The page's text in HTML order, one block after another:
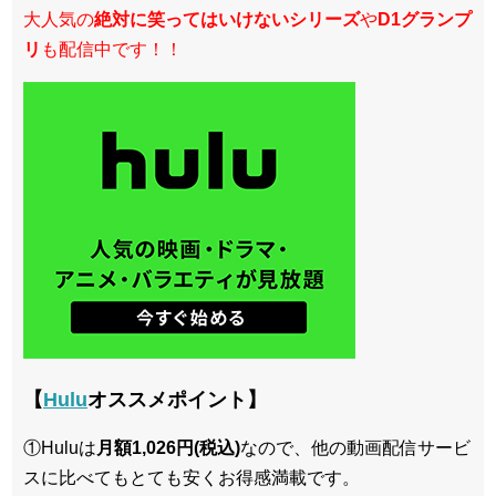
大人気の絶対に笑ってはいけないシリーズやD1グランプ
リ も配信中です！！
【Huluオススメポイント】
①Huluは 月額1,026円(税込)なので、他の動画配信サービ
スに比べてもとても安くお得感満載です。